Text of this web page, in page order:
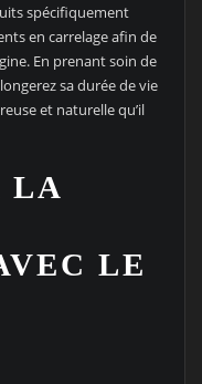
spécifiquement
en carrelage afin de
En prenant soin de
sa durée de vie
et naturelle qu’il
LA
LE